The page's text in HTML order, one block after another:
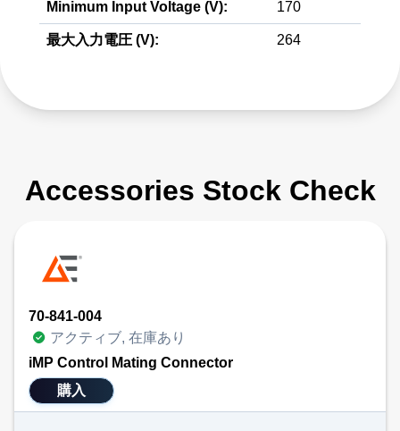
Minimum Input Voltage (V): 170
最大入力電圧 (V): 264
Accessories Stock Check
70-841-004
アクティブ, 在庫あり
iMP Control Mating Connector
購入